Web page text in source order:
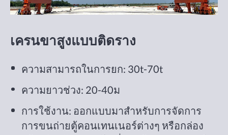
เครนขาสูงแบบติดราง
ความสามารถในการยก: 30t-70t
ความยาวช่วง: 20-40ม
การใช้งาน: ออกแบบมาสำหรับการจัดการ
การขนถ่ายตู้คอนเทนเนอร์ต่างๆ หรือกล่อง